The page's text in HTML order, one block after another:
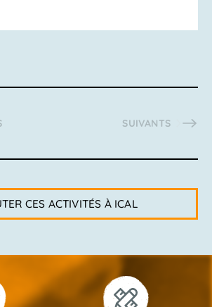
ACTIVITÉS
SUIVANTS
CES ACTIVITÉS À ICAL